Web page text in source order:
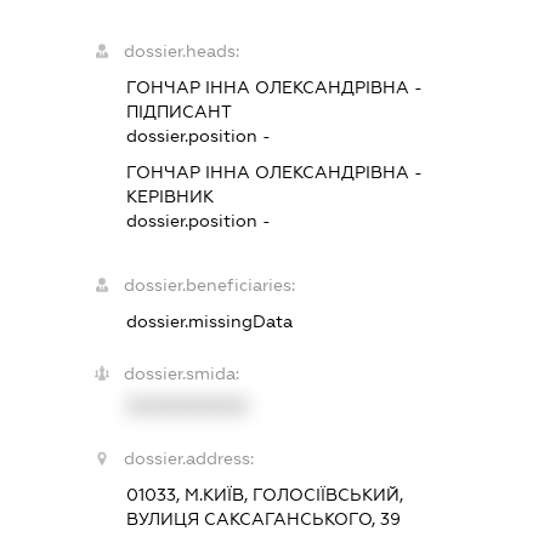
dossier.heads:
ГОНЧАР ІННА ОЛЕКСАНДРІВНА -
ПІДПИСАНТ
dossier.position -
ГОНЧАР ІННА ОЛЕКСАНДРІВНА -
КЕРІВНИК
dossier.position -
dossier.beneficiaries:
dossier.missingData
dossier.smida:
dossier.address:
01033, М.КИЇВ, ГОЛОСІЇВСЬКИЙ,
ВУЛИЦЯ САКСАГАНСЬКОГО, 39